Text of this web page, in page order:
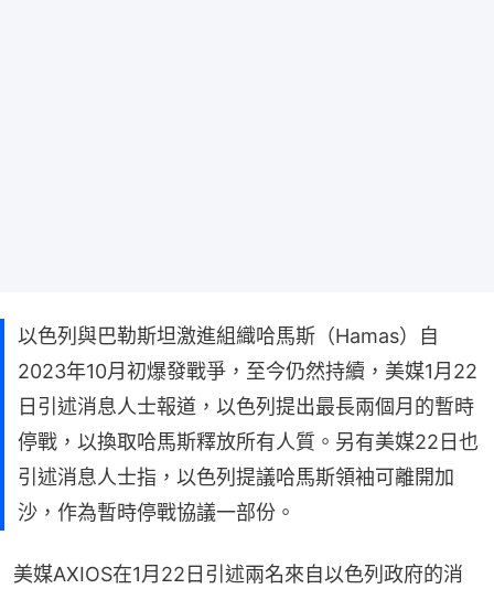
以色列與巴勒斯坦激進組織哈馬斯（Hamas）自
2023年10月初爆發戰爭，至今仍然持續，美媒1月22
日引述消息人士報道，以色列提出最長兩個月的暫時
停戰，以換取哈馬斯釋放所有人質。另有美媒22日也
引述消息人士指，以色列提議哈馬斯領袖可離開加
沙，作為暫時停戰協議一部份。
美媒AXIOS在1月22日引述兩名來自以色列政府的消